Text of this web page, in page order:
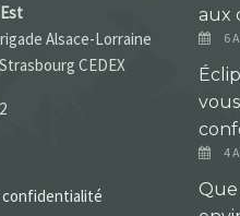
Alsace-Lorraine
CEDEX
aux
6
4